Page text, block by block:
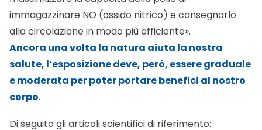
(Circ Res.2009 Nov 6;105(10):1031-40)
http://circres.ahajournals.org/content/105/10/
Mechanism and biological relevance of blue-light
(420-453 nm)-induced nonenzymatic nitric oxide
generation from photolabile nitric oxide derivates in
human skin in vitro and in vivo. (Free Radic Biol
Med.2013 Dec;65:1363-77)
http://www.sciencedirect.com/science/article/pii/